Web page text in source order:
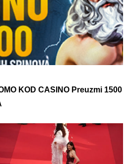
KOD CASINO Preuzmi 1500